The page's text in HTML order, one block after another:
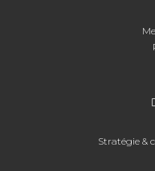
Stratégie &